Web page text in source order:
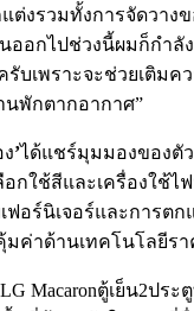
ต่งรวมทั้งการจัดวาง
อกไปช่วงนี้ผมก็กำลั
บเพราะจะช่วยเติม
พักตากอากาศ”
’ได้แชร์มุมมองของตั
กใช้สีและเครื่องใช้ไ
อร์นิเจอร์และการต
ค่าด้านเทคโนโลยีร
Macaronตู้เย็น2ป